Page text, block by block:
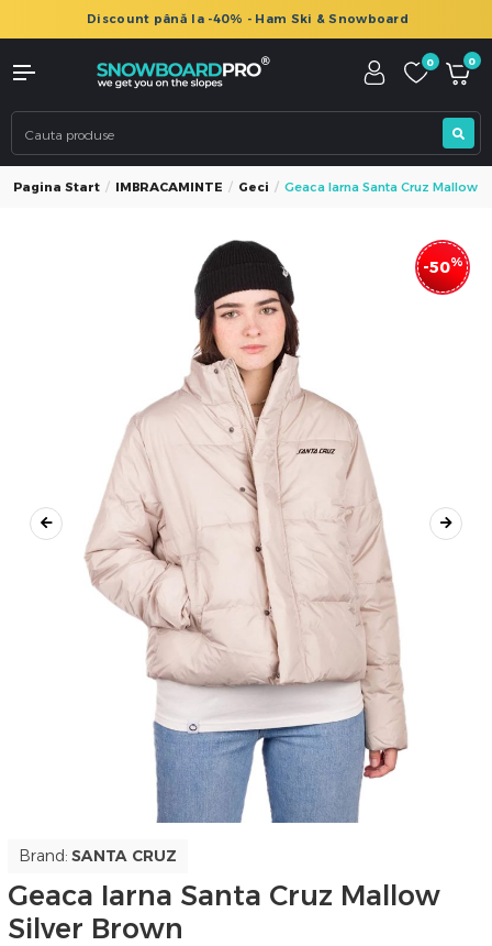
Discount până la -40% - Ham Ski & Snowboard
0 0
Pagina Start IMBRACAMINTE Geci Geaca Iarna Santa Cruz Mallow
-50%
Brand: SANTA CRUZ
Geaca Iarna Santa Cruz Mallow
Silver Brown